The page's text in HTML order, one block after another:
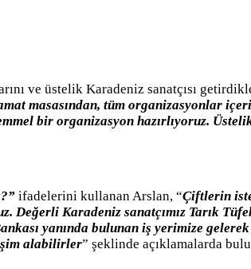
ve üstelik Karadeniz sanatçısı
masasından, tüm organizasyonlar
bir organizasyon hazırlıyoruz.
ifadelerini kullanan Arslan, “Çiftlerin
Karadeniz sanatçımız Tarık
yanında bulunan iş yerimize
alabilirler” şeklinde açıklamalarda